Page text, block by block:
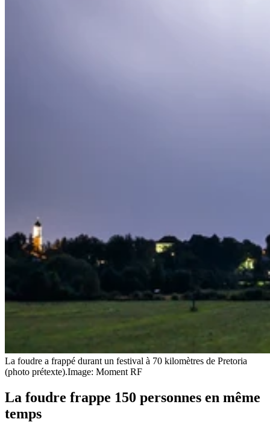
La foudre a frappé durant un festival à 70 kilomètres de Pretoria
(photo prétexte).Image: Moment RF
La foudre frappe 150 personnes en même
temps